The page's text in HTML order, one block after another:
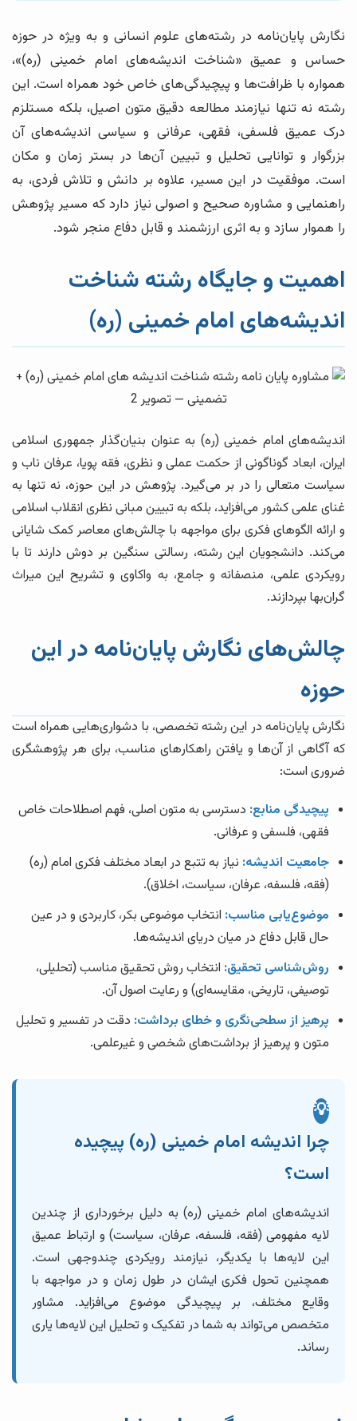
نگارش پایان‌نامه در رشته‌های علوم انسانی و به ویژه در حوزه
حساس و عمیق «شناخت اندیشه‌های امام خمینی (ره)»،
همواره با ظرافت‌ها و پیچیدگی‌های خاص خود همراه است. این
رشته نه تنها نیازمند مطالعه دقیق متون اصیل، بلکه مستلزم
درک عمیق فلسفی، فقهی، عرفانی و سیاسی اندیشه‌های آن
بزرگوار و توانایی تحلیل و تبیین آن‌ها در بستر زمان و مکان
است. موفقیت در این مسیر، علاوه بر دانش و تلاش فردی، به
راهنمایی و مشاوره صحیح و اصولی نیاز دارد که مسیر پژوهش
را هموار سازد و به اثری ارزشمند و قابل دفاع منجر شود.
اهمیت و جایگاه رشته شناخت
اندیشه‌های امام خمینی (ره)
اندیشه‌های امام خمینی (ره) به عنوان بنیان‌گذار جمهوری اسلامی
ایران، ابعاد گوناگونی از حکمت عملی و نظری، فقه پویا، عرفان ناب و
سیاست متعالی را در بر می‌گیرد. پژوهش در این حوزه، نه تنها به
غنای علمی کشور می‌افزاید، بلکه به تبیین مبانی نظری انقلاب اسلامی
و ارائه الگوهای فکری برای مواجهه با چالش‌های معاصر کمک شایانی
می‌کند. دانشجویان این رشته، رسالتی سنگین بر دوش دارند تا با
رویکردی علمی، منصفانه و جامع، به واکاوی و تشریح این میراث
گران‌بها بپردازند.
چالش‌های نگارش پایان‌نامه در این
حوزه
نگارش پایان‌نامه در این رشته تخصصی، با دشواری‌هایی همراه است
که آگاهی از آن‌ها و یافتن راهکارهای مناسب، برای هر پژوهشگری
ضروری است:
پیچیدگی منابع: دسترسی به متون اصلی، فهم اصطلاحات خاص
فقهی، فلسفی و عرفانی.
جامعیت اندیشه: نیاز به تتبع در ابعاد مختلف فکری امام (ره)
(فقه، فلسفه، عرفان، سیاست، اخلاق).
موضوع‌یابی مناسب: انتخاب موضوعی بکر، کاربردی و در عین
حال قابل دفاع در میان دریای اندیشه‌ها.
روش‌شناسی تحقیق: انتخاب روش تحقیق مناسب (تحلیلی،
توصیفی، تاریخی، مقایسه‌ای) و رعایت اصول آن.
پرهیز از سطحی‌نگری و خطای برداشت: دقت در تفسیر و تحلیل
متون و پرهیز از برداشت‌های شخصی و غیرعلمی.
💡
چرا اندیشه امام خمینی (ره) پیچیده
است؟
اندیشه‌های امام خمینی (ره) به دلیل برخورداری از چندین
لایه مفهومی (فقه، فلسفه، عرفان، سیاست) و ارتباط عمیق
این لایه‌ها با یکدیگر، نیازمند رویکردی چندوجهی است.
همچنین تحول فکری ایشان در طول زمان و در مواجهه با
وقایع مختلف، بر پیچیدگی موضوع می‌افزاید. مشاور
متخصص می‌تواند به شما در تفکیک و تحلیل این لایه‌ها یاری
رساند.